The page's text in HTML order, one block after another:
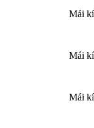
Mái
Mái
Mái